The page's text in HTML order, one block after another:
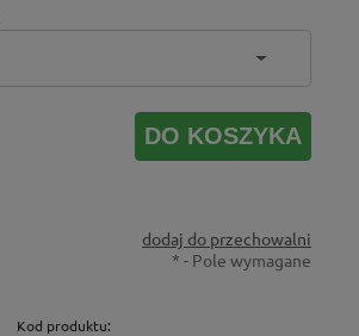
DO KOSZYKA
dodaj do przechowalni
* - Pole wymagane
Kod produktu: